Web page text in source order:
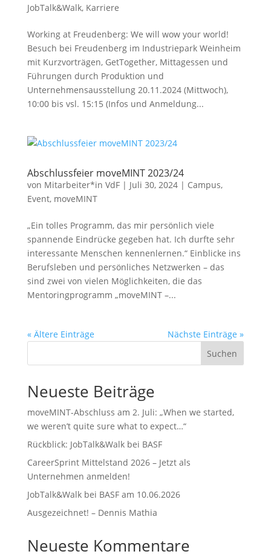
JobTalk&Walk, Karriere
Working at Freudenberg: We will wow your world!
Besuch bei Freudenberg im Industriepark Weinheim
mit Kurzvorträgen, GetTogether, Mittagessen und
Führungen durch Produktion und
Unternehmensausstellung 20.11.2024 (Mittwoch),
10:00 bis vsl. 15:15 (Infos und Anmeldung...
Abschlussfeier moveMINT 2023/24
von Mitarbeiter*in VdF| Juli 30, 2024| Campus,
Event, moveMINT
„Ein tolles Programm, das mir persönlich viele
spannende Eindrücke gegeben hat. Ich durfte sehr
interessante Menschen kennenlernen.“ Einblicke ins
Berufsleben und persönliches Netzwerken – das
sind zwei von vielen Möglichkeiten, die das
Mentoringprogramm „moveMINT –...
« Ältere Einträge
Nächste Einträge »
Suchen
Neueste Beiträge
moveMINT-Abschluss am 2. Juli: „When we started,
we weren’t quite sure what to expect…“
Rückblick: JobTalk&Walk bei BASF
CareerSprint Mittelstand 2026 – Jetzt als
Unternehmen anmelden!
JobTalk&Walk bei BASF am 10.06.2026
Ausgezeichnet! – Dennis Mathia
Neueste Kommentare